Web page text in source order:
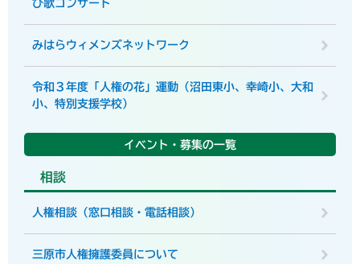
び歌コンサート
みはらウィメンズネットワーク
令和３年度「人権の花」運動（沼田東小、幸崎小、大和
小、特別支援学校）
イベント・募集の一覧
相談
人権相談（窓口相談・電話相談）
三原市人権擁護委員について